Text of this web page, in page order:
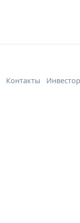
Контакты